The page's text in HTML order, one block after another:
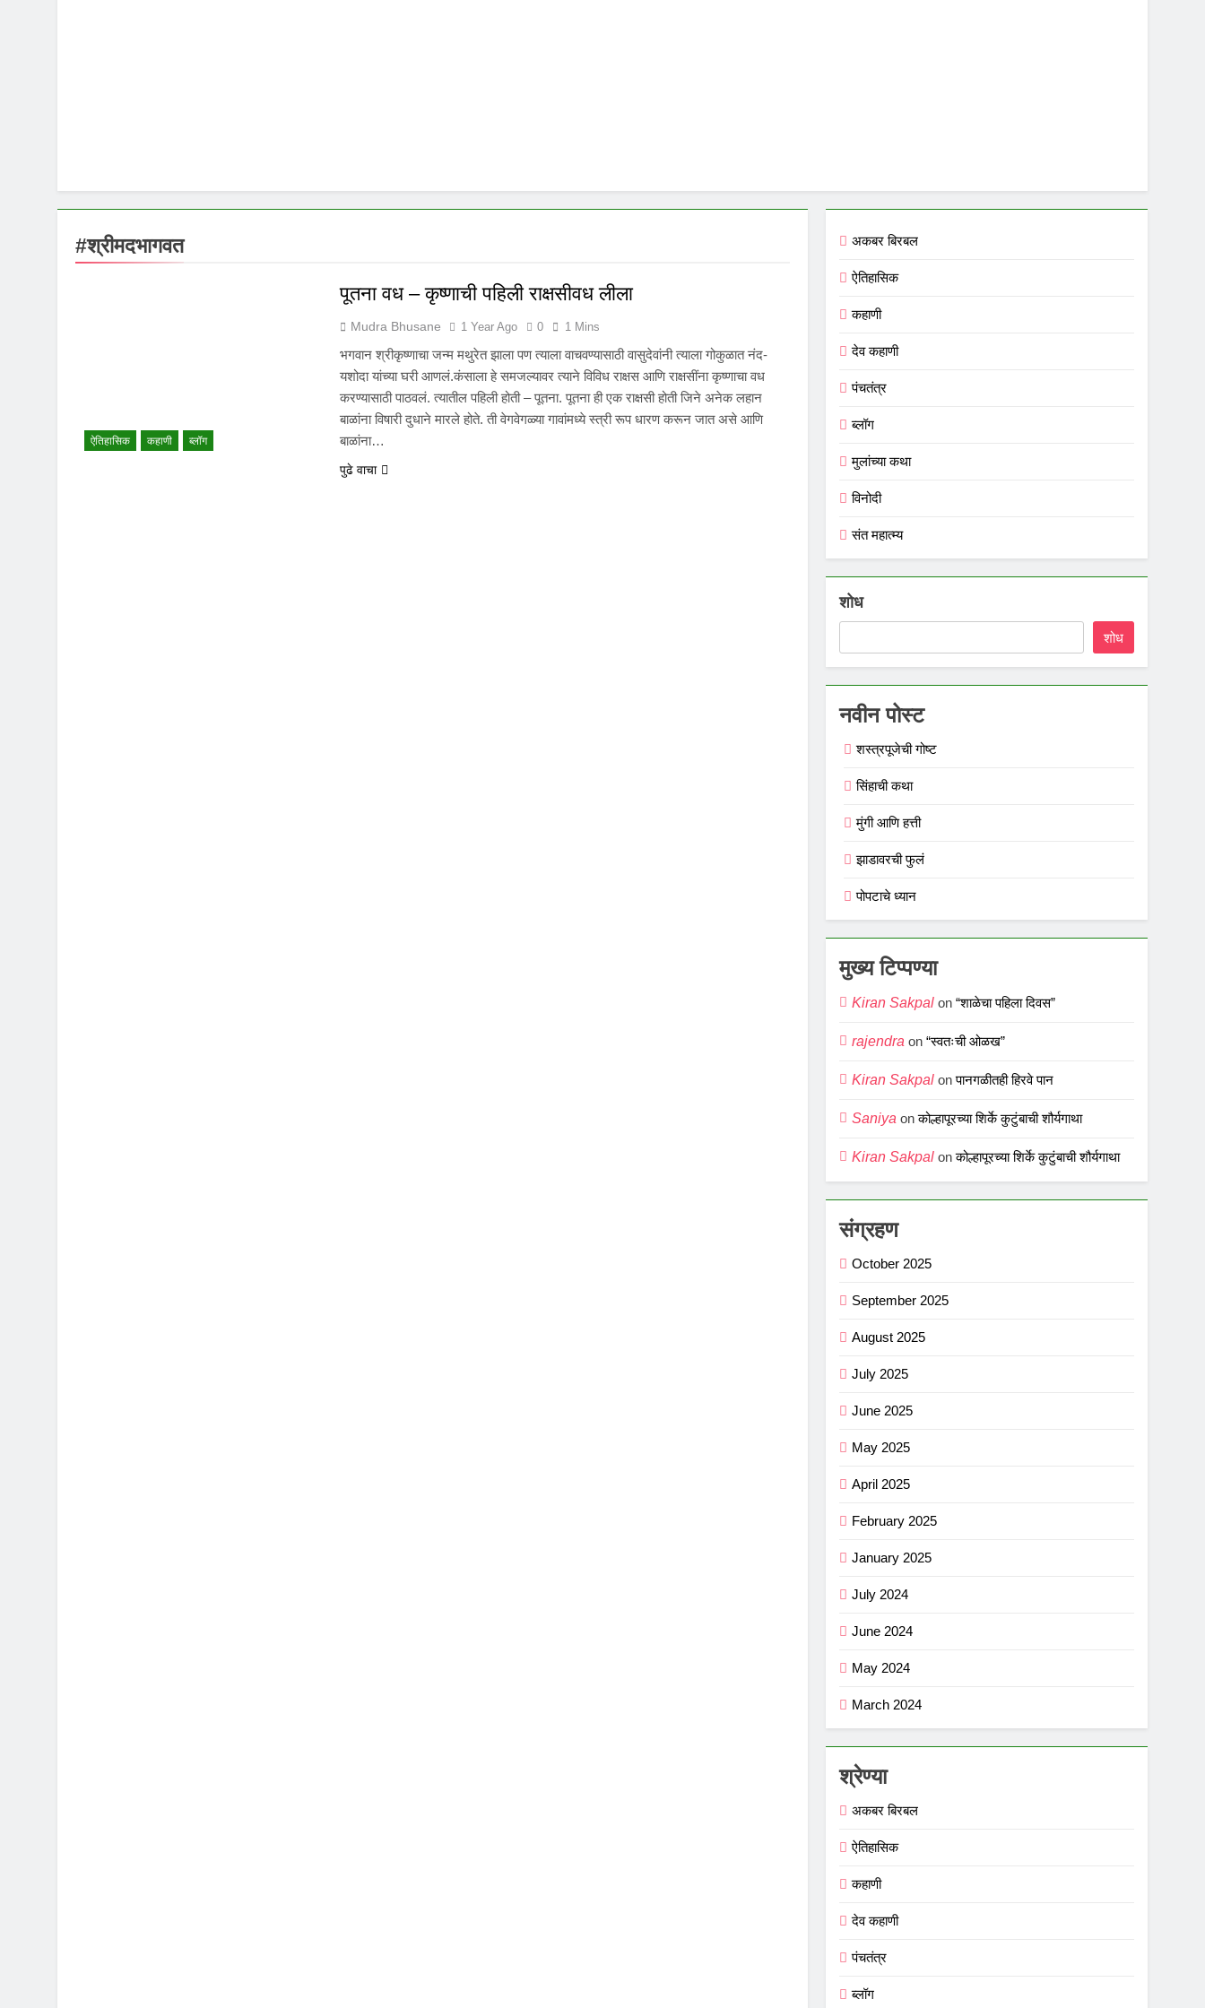
#श्रीमदभागवत
ऐतिहासिक कहाणी ब्लॉग
पूतना वध – कृष्णाची पहिली राक्षसीवध लीला
Mudra Bhusane 1 Year Ago 0 1 Mins
भगवान श्रीकृष्णाचा जन्म मथुरेत झाला पण त्याला वाचवण्यासाठी वासुदेवांनी त्याला गोकुळात नंद-
यशोदा यांच्या घरी आणलं.कंसाला हे समजल्यावर त्याने विविध राक्षस आणि राक्षसींना कृष्णाचा वध
करण्यासाठी पाठवलं. त्यातील पहिली होती – पूतना. पूतना ही एक राक्षसी होती जिने अनेक लहान
बाळांना विषारी दुधाने मारले होते. ती वेगवेगळ्या गावांमध्ये स्त्री रूप धारण करून जात असे आणि
बाळांना…
पुढे वाचा
अकबर बिरबल
ऐतिहासिक
कहाणी
देव कहाणी
पंचतंत्र
ब्लॉग
मुलांच्या कथा
विनोदी
संत महात्म्य
शोध
शोध
नवीन पोस्ट
शस्त्रपूजेची गोष्ट
सिंहाची कथा
मुंगी आणि हत्ती
झाडावरची फुलं
पोपटाचे ध्यान
मुख्य टिप्पण्या
Kiran Sakpal on“शाळेचा पहिला दिवस”
rajendra on“स्वतःची ओळख”
Kiran Sakpal onपानगळीतही हिरवे पान
Saniya onकोल्हापूरच्या शिर्के कुटुंबाची शौर्यगाथा
Kiran Sakpal onकोल्हापूरच्या शिर्के कुटुंबाची शौर्यगाथा
संग्रहण
October 2025
September 2025
August 2025
July 2025
June 2025
May 2025
April 2025
February 2025
January 2025
July 2024
June 2024
May 2024
March 2024
श्रेण्या
अकबर बिरबल
ऐतिहासिक
कहाणी
देव कहाणी
पंचतंत्र
ब्लॉग